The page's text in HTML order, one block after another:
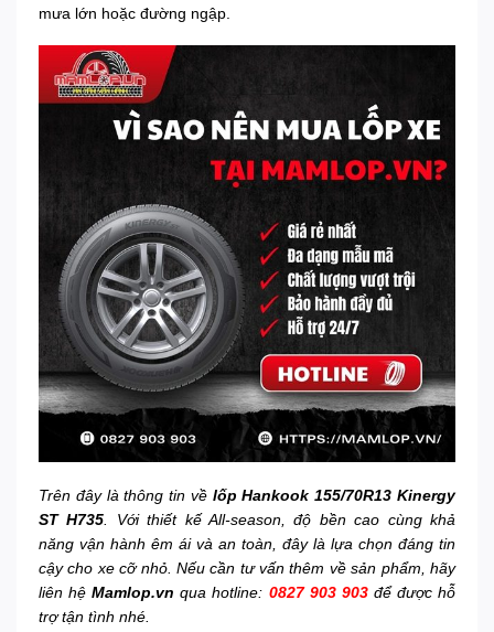
mưa lớn hoặc đường ngập.
Trên đây là thông tin vềlốp Hankook 155/70R13 Kinergy
ST H735 . Với thiết kế All-season, độ bền cao cùng khả
năng vận hành êm ái và an toàn, đây là lựa chọn đáng tin
cậy cho xe cỡ nhỏ. Nếu cần tư vấn thêm về sản phẩm, hãy
liên hệMamlop.vn qua hotline: 0827 903 903để được hỗ
trợ tận tình nhé.